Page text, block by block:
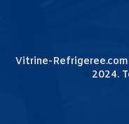
Vitrine-
2024.